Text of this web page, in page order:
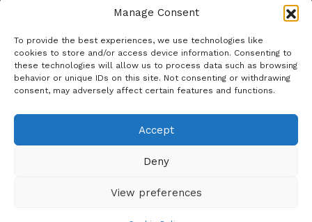
Manage Consent
To provide the best experiences, we use technologies like
cookies to store and/or access device information. Consenting to
these technologies will allow us to process data such as browsing
behavior or unique IDs on this site. Not consenting or withdrawing
consent, may adversely affect certain features and functions.
Accept
Deny
View preferences
Bieži uzdoti jautājumi
Kur pirkt?
Sīkdatņu politika
Copyright © Latakko 2024